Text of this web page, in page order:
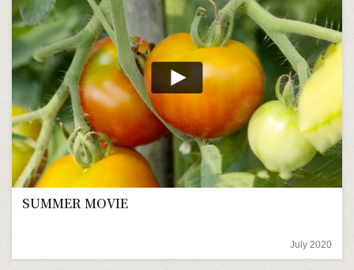
SUMMER MOVIE
July 2020